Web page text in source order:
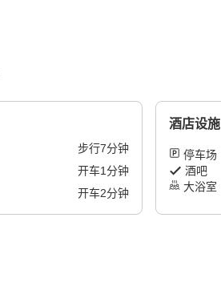
步行7分钟
开车1分钟
开车2分钟
酒店设施
停车场
酒吧
大浴室